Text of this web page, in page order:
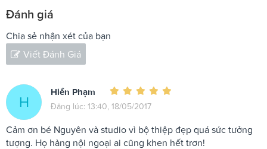
Đánh giá
Chia sẻ nhận xét của bạn
Viết Đánh Giá
H
Hiền Phạm
Đăng lúc: 13:40, 18/05/2017
Cảm ơn bé Nguyên và studio vì bộ thiệp đẹp quá sức tưởng
tượng. Họ hàng nội ngoại ai cũng khen hết trơn!